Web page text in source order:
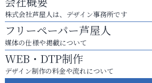
株式会社芦屋人は、デザイン事務所です
フリーペーパー芦屋人
媒体の仕様や掲載について
WEB・DTP制作
デザイン制作の料金や流れについて